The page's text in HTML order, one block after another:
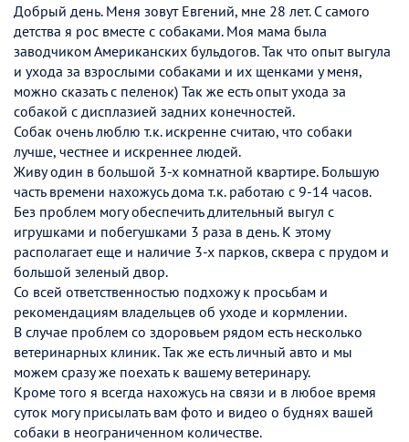
Добрый день. Меня зовут Евгений, мне 28 лет. С самого
детства я рос вместе с собаками. Моя мама была
заводчиком Американских бульдогов. Так что опыт выгула
и ухода за взрослыми собаками и их щенками у меня,
можно сказать с пеленок) Так же есть опыт ухода за
собакой с дисплазией задних конечностей.
Собак очень люблю т.к. искренне считаю, что собаки
лучше, честнее и искреннее людей.
Живу один в большой 3-х комнатной квартире. Большую
часть времени нахожусь дома т.к. работаю с 9-14 часов.
Без проблем могу обеспечить длительный выгул с
игрушками и побегушками 3 раза в день. К этому
располагает еще и наличие 3-х парков, сквера с прудом и
большой зеленый двор.
Со всей ответственностью подхожу к просьбам и
рекомендациям владельцев об уходе и кормлении.
В случае проблем со здоровьем рядом есть несколько
ветеринарных клиник. Так же есть личный авто и мы
можем сразу же поехать к вашему ветеринару.
Кроме того я всегда нахожусь на связи и в любое время
суток могу присылать вам фото и видео о буднях вашей
собаки в неограниченном количестве.